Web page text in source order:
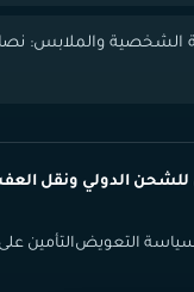
الشخصية والملابس:
للشحن الدولي ونقل
التعويضالتأمين